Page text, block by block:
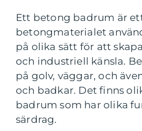
Ett betong badrum är
betongmaterialet
på olika sätt för att
och industriell känsla.
på golv, väggar, och
och badkar. Det finns
badrum som har olika
särdrag.